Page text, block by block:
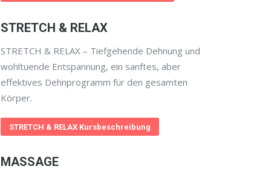
STRETCH & RELAX
STRETCH & RELAX – Tiefgehende Dehnung und
wohltuende Entspannung, ein sanftes, aber
effektives Dehnprogramm für den gesamten
Körper.
STRETCH & RELAX Kursbeschreibung
MASSAGE